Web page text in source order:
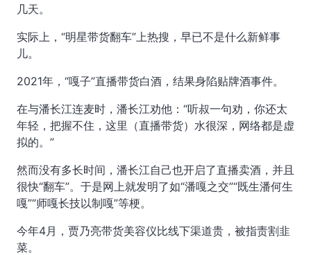
几天。
实际上，“明星带货翻车”上热搜，早已不是什么新鲜事
儿。
2021年，“嘎子”直播带货白酒，结果身陷贴牌酒事件。
在与潘长江连麦时，潘长江劝他：“听叔一句劝，你还太
年轻，把握不住，这里（直播带货）水很深，网络都是虚
拟的。”
然而没有多长时间，潘长江自己也开启了直播卖酒，并且
很快“翻车”。于是网上就发明了如“潘嘎之交”“既生潘何生
嘎”“师嘎长技以制嘎”等梗。
今年4月，贾乃亮带货美容仪比线下渠道贵，被指责割韭
菜。